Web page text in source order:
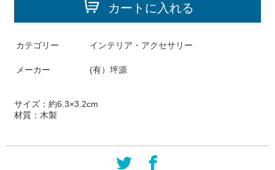
カートに入れる
カテゴリー インテリア・アクセサリー
メーカー (有）坪源
サイズ：約6.3×3.2cm
材質：木製